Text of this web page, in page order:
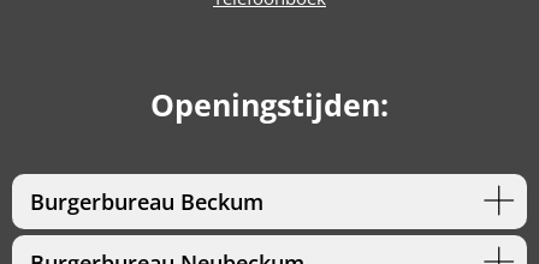
Openingstijden:
Burgerbureau Beckum